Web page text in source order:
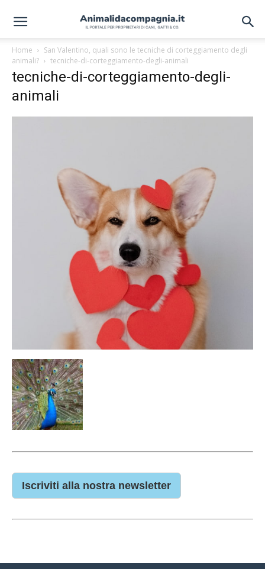
Home
San Valentino, quali sono le tecniche di corteggiamento degli
animali?
tecniche-di-corteggiamento-degli-animali
tecniche-di-corteggiamento-degli-
animali
Iscriviti alla nostra newsletter